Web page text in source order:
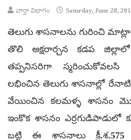
వార్తా విభాగం Saturday, June 28,
తెలుగు శాసనాలను గురించి
తొలి అక్షరార్చన కడప
తప్పనిసరిగా స్మరించుకోవలసి
లభించిన తెలుగు శాసనాల్లో
వేయించిన కలమళ్ళ శాసనం
ఇంకొక శాసనం ఎర్రగుడిపాడులో
బట్టి ఈ శాసనాలు